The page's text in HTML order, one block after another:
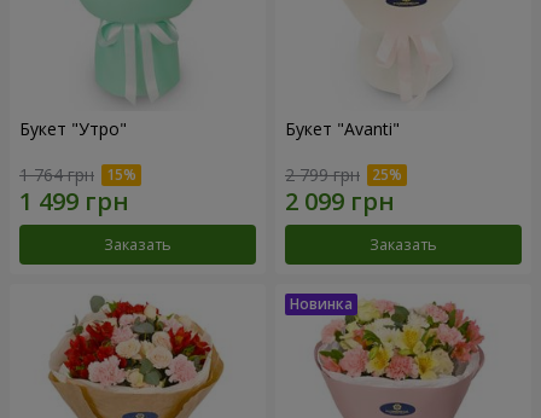
Букет "Утро"
1 764 грн
Заказать
Букет "Avanti"
2 799 грн
Заказать